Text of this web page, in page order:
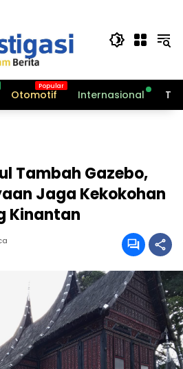
Otomotif Internasional
Tambah Gazebo,
Jaga Kekokohan
Kinantan